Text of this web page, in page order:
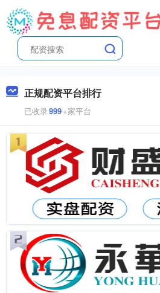
正规配资平台排行
已收录999+家平台